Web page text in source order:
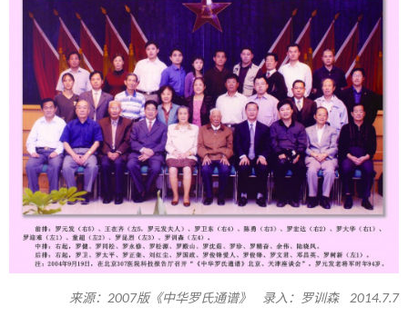
来源：2007版《中华罗氏通谱》 录入：罗训森 2014.7.7